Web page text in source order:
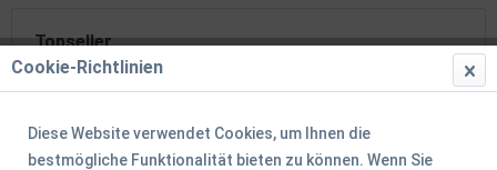
Topseller
Cookie-Richtlinien
Diese Website verwendet Cookies, um Ihnen die
bestmögliche Funktionalität bieten zu können. Wenn Sie